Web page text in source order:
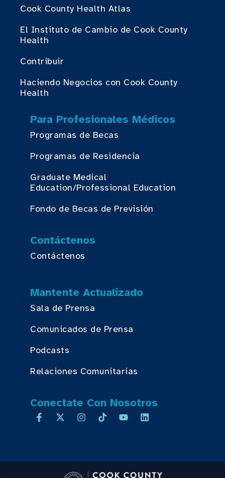
Cook County Health Atlas
El Instituto de Cambio de Cook County
Health
Contribuir
Haciendo Negocios con Cook County
Health
Para Profesionales Médicos
Programas de Becas
Programas de Residencia
Graduate Medical
Education/Professional Education
Fondo de Becas de Previsión
Contáctenos
Contáctenos
Mantente Actualizado
Sala de Prensa
Comunicados de Prensa
Podcasts
Relaciones Comunitarias
Conectate Con Nosotros